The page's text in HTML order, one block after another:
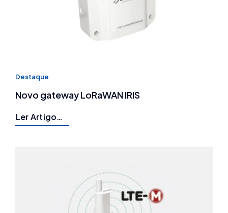
Destaque
Novo gateway LoRaWAN IRIS
Ler Artigo…